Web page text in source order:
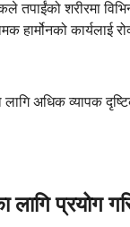
शरीरमा
हार्मोनको
अधिक व्यापक
लागि प्रयोग